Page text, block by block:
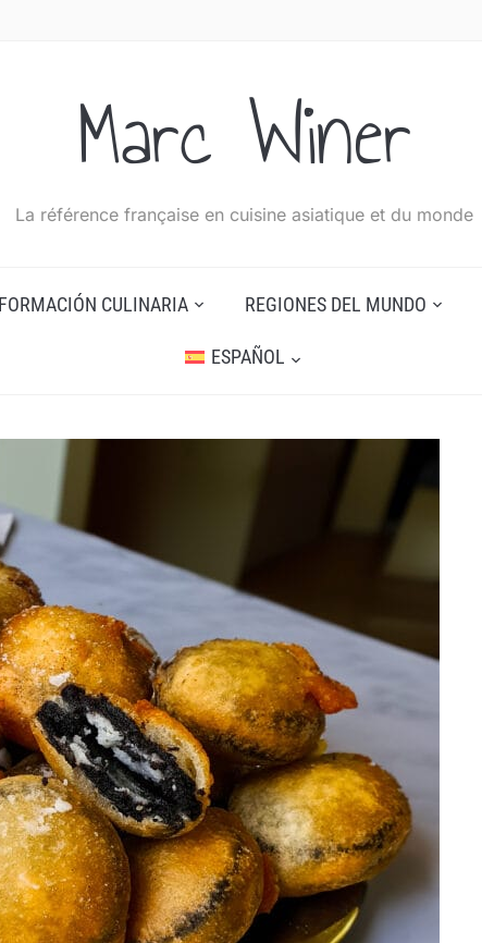
Marc Winer
La référence française en cuisine asiatique et du monde
CULINARIA REGIONES DEL MUNDO
ESPAÑOL